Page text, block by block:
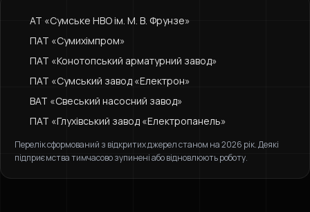
АТ «Сумське НВО ім. М. В. Фрунзе»
ПАТ «Сумихімпром»
ПАТ «Конотопський арматурний завод»
ПАТ «Сумський завод «Електрон»
ВАТ «Свеський насосний завод»
ПАТ «Глухівський завод «Електропанель»
Перелік сформований з відкритих джерел станом на 2026 рік. Деякі
підприємства тимчасово зупинені або відновлюють роботу.